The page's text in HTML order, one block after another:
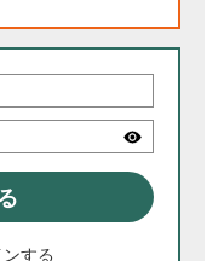
する